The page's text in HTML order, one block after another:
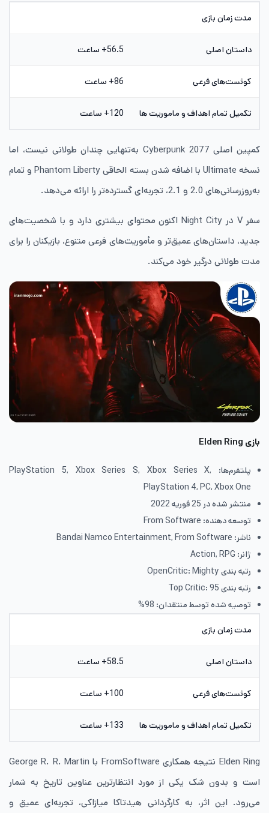
مدت زمان بازی
داستان اصلی 56.5+ ساعت
کوئست‌های فرعی 86+ ساعت
تکمیل تمام اهداف و ماموریت ها 120+ ساعت
کمپین اصلی Cyberpunk 2077 به‌تنهایی چندان طولانی نیست، اما
نسخه Ultimate با اضافه شدن بسته الحاقی Phantom Liberty و تمام
به‌روزرسانی‌های 2.0 و 2.1، تجربه‌ای گسترده‌تر را ارائه می‌دهد.
سفر V در Night City اکنون محتوای بیشتری دارد و با شخصیت‌های
جدید، داستان‌های عمیق‌تر و مأموریت‌های فرعی متنوع، بازیکنان را برای
مدت طولانی درگیر خود می‌کند.
بازی Elden Ring
پلتفرم‌ها: PlayStation 5, Xbox Series S, Xbox Series X,
PlayStation 4, PC, Xbox One
منتشر شده در 25 فوریه 2022
توسعه دهنده: From Software
ناشر: Bandai Namco Entertainment, From Software
ژانر: Action, RPG
رتبه بندی OpenCritic: Mighty
رتبه بندی Top Critic: 95
توصیه شده توسط منتقدان: 98%
مدت زمان بازی
داستان اصلی 58.5+ ساعت
کوئست‌های فرعی 100+ ساعت
تکمیل تمام اهداف و ماموریت ها 133+ ساعت
Elden Ring نتیجه همکاری FromSoftware با George R. R. Martin
است و بدون شک یکی از مورد انتظارترین عناوین تاریخ به شمار
می‌رود. این اثر، به کارگردانی هیدتاکا میازاکی، تجربه‌ای عمیق و